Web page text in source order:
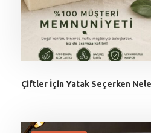
Çiftler İçin Yatak Seçerken